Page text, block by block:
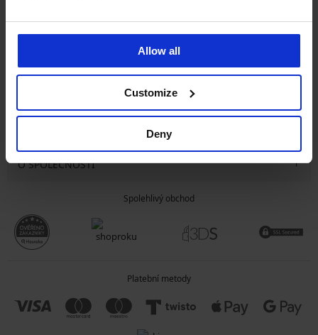
Allow all
Customize
Deny
O SPOLEČNOSTI
Spolehlivý obchod
Platební metody